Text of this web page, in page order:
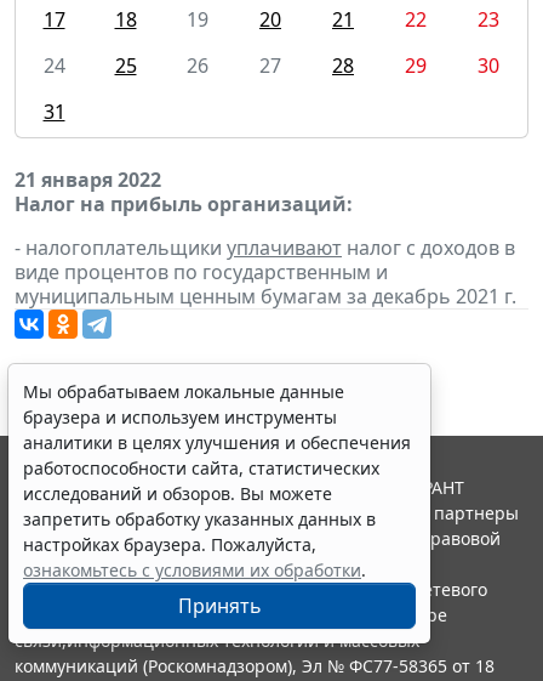
17
18 19 20 21 22
23
24
25 26 27 28 29
30
31
21 января 2022
Налог на прибыль организаций:
- налогоплательщики уплачивают налог с доходов в
виде процентов по государственным и
муниципальным ценным бумагам за декабрь 2021 г.
Мы обрабатываем локальные данные
браузера и используем инструменты
аналитики в целях улучшения и обеспечения
работоспособности сайта, статистических
исследований и обзоров. Вы можете
запретить обработку указанных данных в
настройках браузера. Пожалуйста,
ознакомьтесь с условиями их обработки.
Принять
© ООО "НПП "ГАРАНТ-СЕРВИС", 2026. Система ГАРАНТ
выпускается с 1990 года. Компания "Гарант" и ее партнеры
являются участниками Российской ассоциации правовой
информации ГАРАНТ.
Портал ГАРАНТ.РУ зарегистрирован в качестве сетевого
издания Федеральной службой по надзору в сфере
связи,информационных технологий и массовых
коммуникаций (Роскомнадзором), Эл № ФС77-58365 от 18